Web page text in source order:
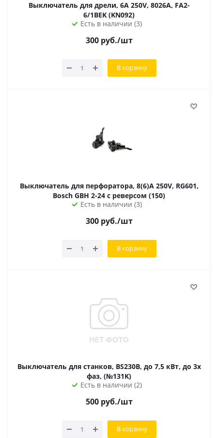
Выключатель для дрели, 6A 250V, 8026A, FA2-
6/1BEK (KN092)
Есть в наличии (3)
300руб./шт
В корзину
Выключатель для перфоратора, 8(6)A 250V, RG601,
Bosch GBH 2-24 с реверсом (150)
Есть в наличии (3)
300руб./шт
В корзину
Выключатель для станков, BS230B, до 7,5 кВт, до 3х
фаз, (№131K)
Есть в наличии (2)
500руб./шт
В корзину